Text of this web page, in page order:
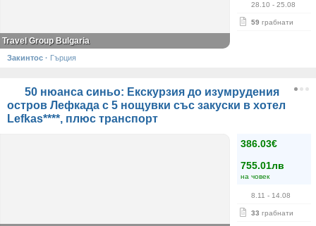
28.10 - 25.08
59 грабнати
Travel Group Bulgaria
Закинтос · Гърция
50 нюанса синьо: Екскурзия до изумрудения
остров Лефкада с 5 нощувки със закуски в хотел
Lefkas****, плюс транспорт
386.03€
755.01лв
на човек
8.11 - 14.08
33 грабнати